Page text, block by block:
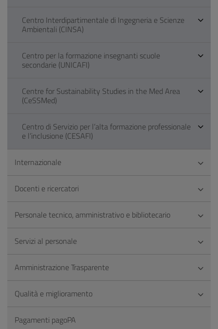
Centro Interdipartimentale di Ingegneria e Scienze
Ambientali (CINSA)
Centro per la formazione insegnanti scuole
secondarie (UNICAFI)
Centre for Sustainability Studies in the Med Area
(CeSSMed)
Centro di Servizio per l’alta formazione professionale
e l’inclusione (CESAFI)
Internazionale
Docenti e ricercatori
Personale tecnico, amministrativo e bibliotecario
Servizi al personale
Amministrazione Trasparente
Qualità e miglioramento
Pagamenti pagoPA